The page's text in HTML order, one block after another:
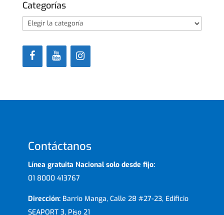
Categorías
Categorías
Contáctanos
Línea gratuita Nacional solo desde fijo:
01 8000 413767
Dirección: Barrio Manga, Calle 28 #27-23, Edificio
SEAPORT 3, Piso 21